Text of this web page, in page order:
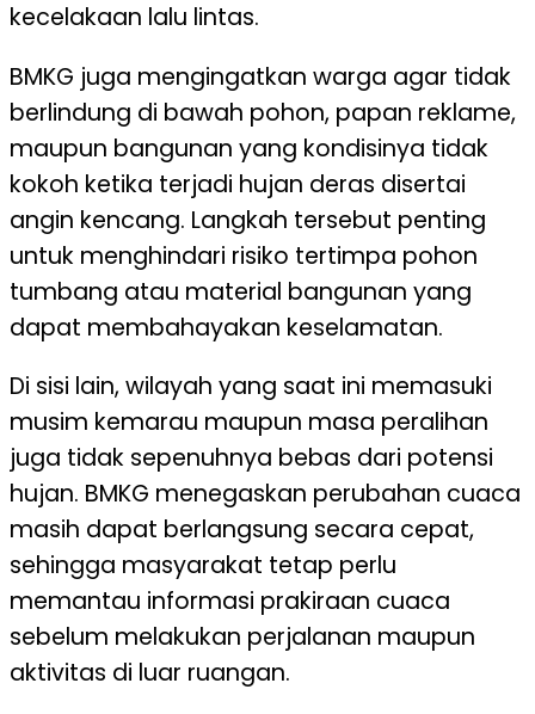
kecelakaan lalu lintas.
BMKG juga mengingatkan warga agar tidak
berlindung di bawah pohon, papan reklame,
maupun bangunan yang kondisinya tidak
kokoh ketika terjadi hujan deras disertai
angin kencang. Langkah tersebut penting
untuk menghindari risiko tertimpa pohon
tumbang atau material bangunan yang
dapat membahayakan keselamatan.
Di sisi lain, wilayah yang saat ini memasuki
musim kemarau maupun masa peralihan
juga tidak sepenuhnya bebas dari potensi
hujan. BMKG menegaskan perubahan cuaca
masih dapat berlangsung secara cepat,
sehingga masyarakat tetap perlu
memantau informasi prakiraan cuaca
sebelum melakukan perjalanan maupun
aktivitas di luar ruangan.